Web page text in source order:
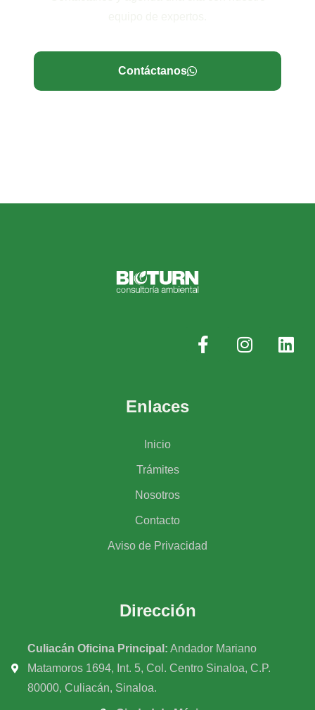
Contáctanos
Enlaces
Inicio
Trámites
Nosotros
Contacto
Aviso de Privacidad
Dirección
Culiacán Oficina Principal: Andador Mariano
Matamoros 1694, Int. 5, Col. Centro Sinaloa, C.P.
80000, Culiacán, Sinaloa.